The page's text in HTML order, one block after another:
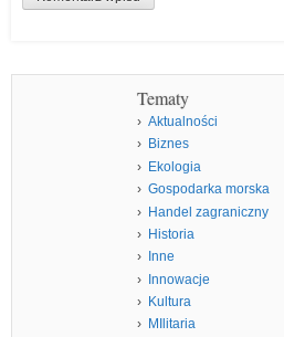
Tematy
Aktualności
Biznes
Ekologia
Gospodarka morska
Handel zagraniczny
Historia
Inne
Innowacje
Kultura
MIlitaria